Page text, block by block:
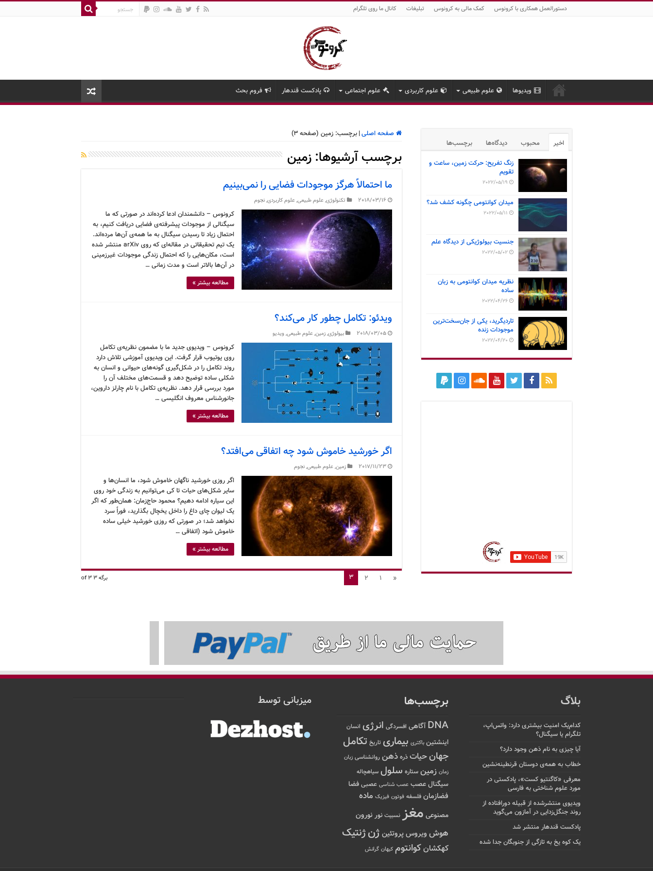
دستورالعمل همکاری با کرونوس کمک مالی به کرونوس تبلیغات کانال ما روی تلگرام
ویدیوها علوم طبیعی علوم کاربردی علوم اجتماعی پادکست قندهار فروم بحث
صفحه اصلی| برچسب: زمین (صفحه 3)
برچسب آرشیوها: زمین
ما احتمالاً هرگز موجودات فضایی را نمی‌بینیم
2018/03/16 تکنولوژی,علوم طبیعی,علوم کاربردی,نجوم
کرونوس – دانشمندان ادعا کرده‌اند در صورتی که ما
سیگنالی از موجودات پیشرفته‌ی فضایی دریافت کنیم، به
احتمال زیاد تا رسیدن سیگنال به ما همه‌ی آن‌ها مرده‌اند.
یک تیم تحقیقاتی در مقاله‌ای که روی arXiv منتشر شده
است، مکان‌هایی را که احتمال زندگی موجودات غیرزمینی
در آن‌ها بالاتر است و مدت زمانی …
مطالعه بیشتر »
ویدئو: تکامل چطور کار می‌کند؟
2018/03/05 بیولوژی,زمین,علوم طبیعی,ویدیو
کرونوس – ویدیوی جدید ما با مضمون نظریه‌ی تکامل
روی یوتیوب قرار گرفت. این ویدیوی آموزشی تلاش دارد
روند تکامل را در شکل‌گیری گونه‌های حیوانی و انسان به
شکلی ساده توضیح دهد و قسمت‌های مختلف آن را
مورد بررسی قرار دهد. نظریه‌ی تکامل با نام چارلز داروین،
جانورشناس معروف انگلیسی …
مطالعه بیشتر »
اگر خورشید خاموش شود چه اتفاقی می‌افتد؟
2017/11/23 زمین,علوم طبیعی,نجوم
اگر روزی خورشید ناگهان خاموش شود، ما انسان‌ها و
سایر شکل‌های حیات تا کی می‌توانیم به زندگی خود روی
این سیاره ادامه دهیم؟ محمود حاج‌زمان: همان‌طور که اگر
یک لیوان چای داغ را داخل یخچال بگذارید، فوراً سرد
نخواهد شد؛ در صورتی که روزی خورشید خیلی ساده
خاموش شود (اتفاقی …
مطالعه بیشتر »
برگه 3 of 3 «
1
2
3
اخیر محبوب دیدگاه‌ها برچسب‌ها
زنگ تفریح: حرکت زمین، ساعت و
تقویم
2022/05/19
میدان کوانتومی چگونه کشف شد؟
2022/05/11
جنسیت بیولوژیکی از دیدگاه علم
2022/05/02
نظریه میدان کوانتومی به زبان
ساده
2022/04/26
تاردیگرید، یکی از جان‌سخت‌ترین
موجودات زنده
2022/04/20
بلاگ
کدام‌یک امنیت بیشتری دارد: واتس‌اپ،
تلگرام یا سیگنال؟
آیا چیزی به نام ذهن وجود دارد؟
خطاب به همه‌ی دوستان قرنطینه‌نشین
معرفی «کاگنتیو کست»، پادکستی در
مورد علوم شناختی به فارسی
ویدیوی منتشرشده از قبیله دورافتاده‌ از
روند جنگل‌زدایی در آمازون می‌گوید
پادکست قندهار منتشر شد
یک کوه یخ به تازگی از جنوبگان جدا شده
برچسب‌ها
DNA آگاهی افسردگی انرژی انسان
اینشتین باکتری بیماری تاریخ تکامل
جهانحیات ذره ذهن روانشناسی زبان
زمان زمین ستاره سلول سیاهچاله
سیگنالعصب عصب شناسی عصبی فضا
فضازمان فلسفه فوتون فیزیک ماده
مصنوعی مغز نسبیت نور نورون
هوش ویروس پروتئین ژنژنتیک
کهکشانکوانتوم کیهان گرانش
میزبانی توسط